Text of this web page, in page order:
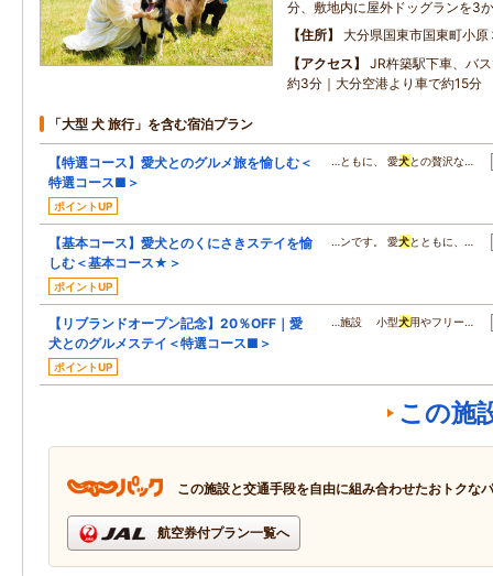
分、敷地内に屋外ドッグランを3
住所
大分県国東市国東町小原
アクセス
JR杵築駅下車、バ
約3分｜大分空港より車で約15分
「大型 犬 旅行」を含む宿泊プラン
【特選コース】愛犬とのグルメ旅を愉しむ＜
特選コース■＞
ポイントUP
…ともに、 愛犬との贅沢な…
【基本コース】愛犬とのくにさきステイを愉
しむ＜基本コース★＞
ポイントUP
…ンです。 愛犬とともに、…
【リブランドオープン記念】20％OFF｜愛
犬とのグルメステイ＜特選コース■＞
ポイントUP
…施設 小型犬用やフリー…
この施
この施設と交通手段を自由に組み合わせたおトクな
航空券付プラン一覧へ